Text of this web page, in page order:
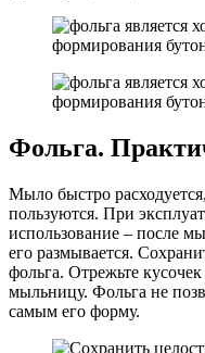
Фольга.
Мыло быстро
пользуются. При
использование – после
его размывается.
фольга. Отрежьте
мыльницу. Фольга не
самым его форму.